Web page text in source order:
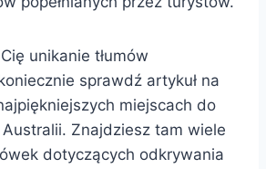
unikanie tłumów
sprawdź artykuł na
miejscach do
Znajdziesz tam wiele
dotyczących odkrywania